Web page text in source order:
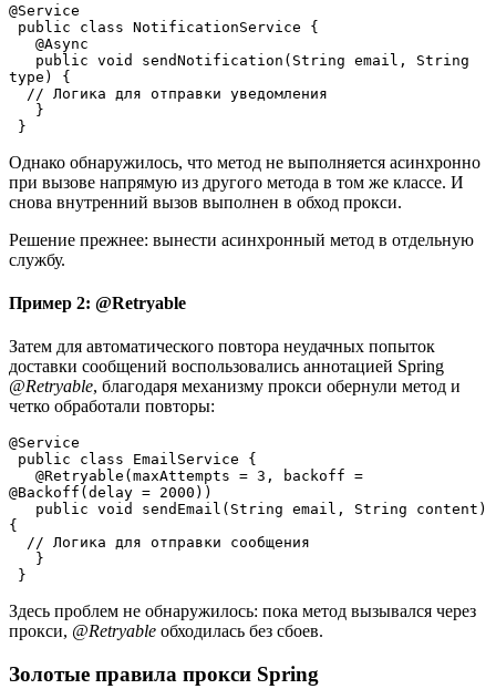
@Service
public class NotificationService {
   @Async
type) {
  // Логика для отправки уведомления
   }
}
Однако обнаружилось, что метод не выполняется асинхронно
при вызове напрямую из другого метода в том же классе. И
снова внутренний вызов выполнен в обход прокси.
Решение прежнее: вынести асинхронный метод в отдельную
службу.
Пример 2: @Retryable
Затем для автоматического повтора неудачных попыток
доставки сообщений воспользовались аннотацией Spring
@Retryable, благодаря механизму прокси обернули метод и
четко обработали повторы:
@Service
public class EmailService {
@Backoff(delay = 2000))
{
  // Логика для отправки сообщения
   }
}
Здесь проблем не обнаружилось: пока метод вызывался через
прокси, @Retryable обходилась без сбоев.
Золотые правила прокси Spring